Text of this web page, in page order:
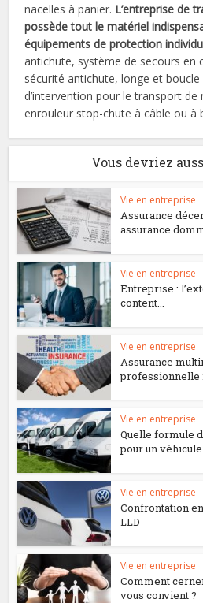
nacelles à panier. L’entreprise de
possède tout le matériel
équipements de protection
antichute, système de secours en
sécurité antichute, longe et
d’intervention pour le transport
enrouleur stop-chute à câble ou à
Vous devriez
Vie en entreprise
Assurance
assurance
Vie en entreprise
Entreprise :
content...
Vie en entreprise
Assurance
professionnelle :
Vie en entreprise
Quelle formule
pour un
Vie en entreprise
Confrontation
LLD
Vie en entreprise
Comment
vous convient ?